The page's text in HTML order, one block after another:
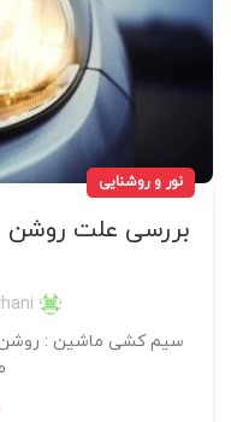
نور و روشنایی
بررسی علت روشن
سیم کشی ماشین : روشن